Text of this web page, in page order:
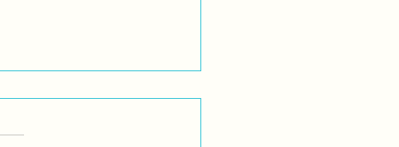
Actual
actual de la salud y